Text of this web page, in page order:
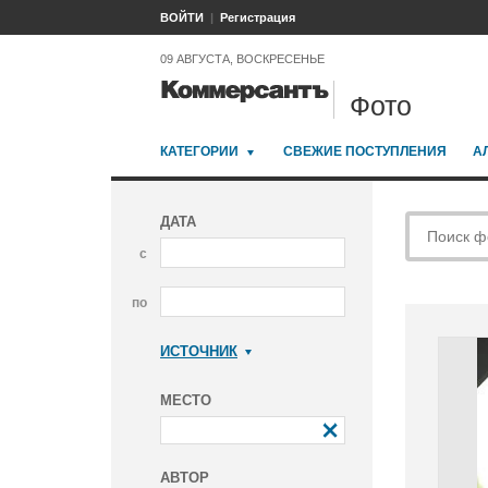
ВОЙТИ Регистрация
09 АВГУСТА, ВОСКРЕСЕНЬЕ
Фото
КАТЕГОРИИ СВЕЖИЕ ПОСТУПЛЕНИЯ
ДАТА
с
по
ИСТОЧНИК
МЕСТО
АВТОР